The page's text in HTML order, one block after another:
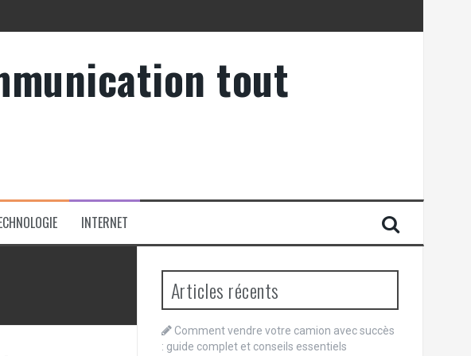
tout
INTERNET
Articles récents
Comment vendre votre camion avec succès
: guide complet et conseils essentiels